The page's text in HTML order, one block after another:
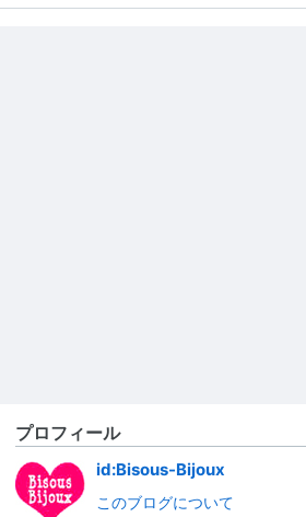
プロフィール
id:Bisous-Bijoux
このブログについて